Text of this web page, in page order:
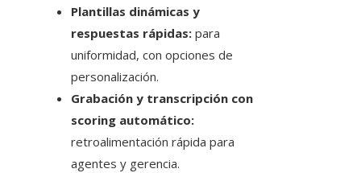
Plantillas dinámicas y
respuestas rápidas: para
uniformidad, con opciones de
personalización.
Grabación y transcripción con
scoring automático:
retroalimentación rápida para
agentes y gerencia.